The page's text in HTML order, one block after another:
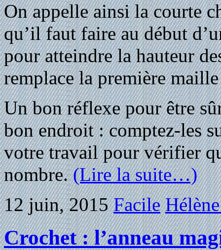
On appelle ainsi la courte
qu’il faut faire au début
pour atteindre la hauteur
remplace la première
Un bon réflexe pour être
bon endroit : comptez-les
votre travail pour vérifier
nombre.(Lire la suite…)
12 juin, 2015 Facile
Crochet : l’anneau